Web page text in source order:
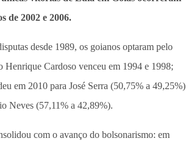
de 2002 e 2006.
desde 1989, os goianos optaram pelo
Henrique Cardoso venceu em 1994 e 1998;
em 2010 para José Serra (50,75% a 49,25%)
Neves (57,11% a 42,89%).
com o avanço do bolsonarismo: em